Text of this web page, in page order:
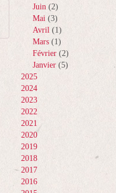
Juin (2)
Mai (3)
Avril (1)
Mars (1)
Février (2)
Janvier (5)
2025
2024
2023
2022
2021
2020
2019
2018
2017
2016